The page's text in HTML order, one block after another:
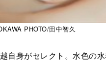
PHOTO/田中智久
自身がセレクト。水色の